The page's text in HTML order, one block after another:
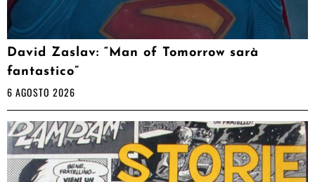
David Zaslav: “Man of Tomorrow sarà
fantastico”
6 AGOSTO 2026